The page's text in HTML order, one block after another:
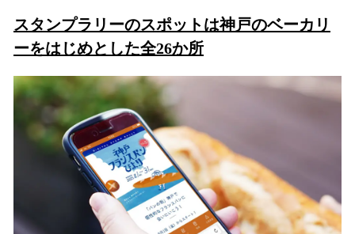
スタンプラリーのスポットは神戸のベーカリ
ーをはじめとした全26か所